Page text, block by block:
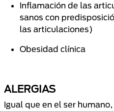
Inflamación de las
sanos con
las articulaciones)
Obesidad clínica
ALERGIAS
Igual que en el ser